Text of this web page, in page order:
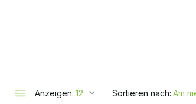
Anzeigen: Sortieren nach: